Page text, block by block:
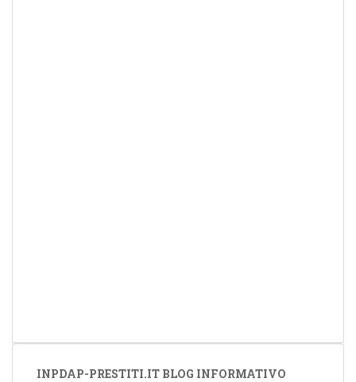
INPDAP-PRESTITI.IT BLOG INFORMATIVO